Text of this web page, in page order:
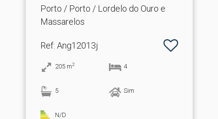
Porto / Porto / Lordelo do Ouro e
Massarelos
Ref: Ang12013j
205 m2 4
5 Sim
N/D